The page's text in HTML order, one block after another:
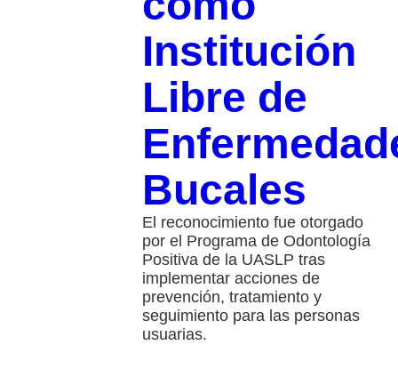
Institución
Libre de
Bucales
El reconocimiento fue otorgado
por el Programa de Odontología
Positiva de la UASLP tras
implementar acciones de
prevención, tratamiento y
seguimiento para las personas
usuarias.